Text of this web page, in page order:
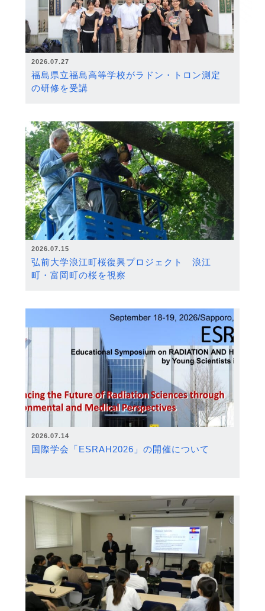
2026.07.27
福島県立福島高等学校がラドン・トロン測定
の研修を受講
2026.07.15
弘前大学浪江町桜復興プロジェクト 浪江
町・富岡町の桜を視察
2026.07.14
国際学会「ESRAH2026」の開催について